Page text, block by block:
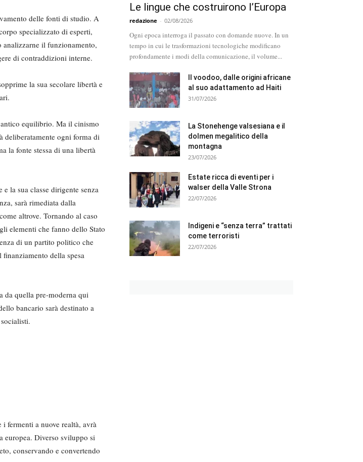
delle fonti di studio. A
specializzato di esperti,
analizzarne il fun­zionamento,
di con­traddizioni interne.
la sua secolare libertà e
equilibrio. Ma il cinismo
deliberatamente ogni forma di
la fonte stessa di una libertà
la sua classe dirigente senza
sarà rimediata dalla
altrove. Tornando al caso
ele­menti che fanno dello Stato
di un partito politico che
della spesa
da quella pre-moderna qui
bancario sarà destinato a
fermenti a nuove realtà, avrà
europea. Diverso sviluppo si
conservan­do e convertendo
Le lingue che costruirono l’Europa
redazione - 02/08/2026
Ogni epoca interroga il passato con domande nuove. In un
tempo in cui le trasformazioni tecnologiche modificano
profondamente i modi della comunicazione, il volume...
Il voodoo, dalle origini africane
al suo adattamento ad Haiti
31/07/2026
La Stonehenge valsesiana e il
dolmen megalitico della
montagna
23/07/2026
Estate ricca di eventi per i
walser della Valle Strona
22/07/2026
Indigeni e “senza terra” trattati
come terroristi
22/07/2026